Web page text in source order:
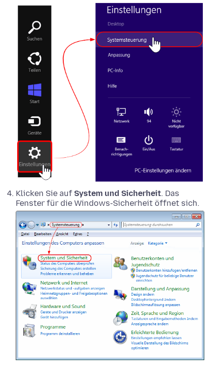
Klicken Sie auf System und Sicherheit. Das
Fenster für die Windows-Sicherheit öffnet sich.